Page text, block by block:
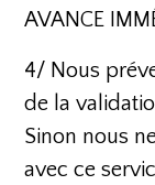
AVANCE
4/ Nous
de la
Sinon nous
avec ce